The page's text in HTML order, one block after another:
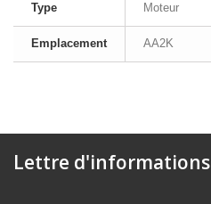
Type Moteur
Emplacement AA2K
Lettre d'informations